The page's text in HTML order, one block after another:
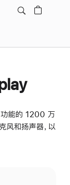
功能的 1200 万
和扬声器，以